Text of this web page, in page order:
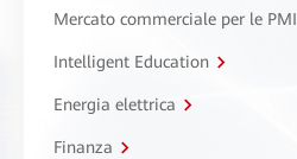
Mercato commerciale per le PMI
Intelligent Education
Energia elettrica
Finanza